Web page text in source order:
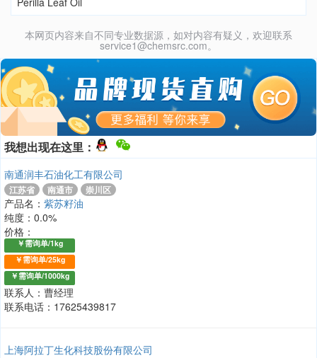
本网页内容来自不同专业数据源，如对内容有疑义，欢迎联系
service1@chemsrc.com。
我想出现在这里：
南通润丰石油化工有限公司
江苏省 南通市 崇川区
产品名： 紫苏籽油
纯度：0.0%
价格：
￥需询单/1kg
￥需询单/25kg
￥需询单/1000kg
联系人：曹经理
联系电话：17625439817
上海阿拉丁生化科技股份有限公司